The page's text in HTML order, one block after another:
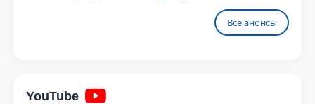
наукам в Университете Нагоя
Все анонсы
YouTube